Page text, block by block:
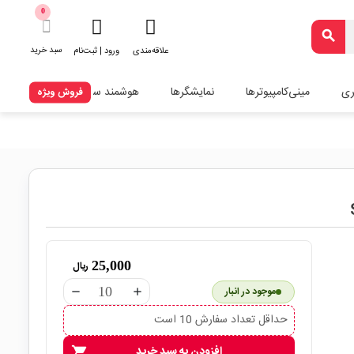
search
علاقه‌مندی ورود | ثبت‌نام
0
سبد خرید
مینی‌کامپیوترها نمایشگرها هوشمند سازیفروش ویژه
25,000 ریال
remove add موجود در انبار
حداقل تعداد سفارش 10 است